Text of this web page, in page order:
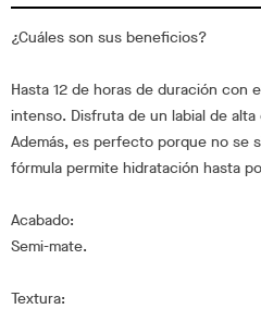
¿Cuáles son sus beneficios?
Hasta 12 de horas de duración con
intenso. Disfruta de un labial de
Además, es perfecto porque no se
fórmula permite hidratación hasta
Acabado:
Semi-mate.
Textura: